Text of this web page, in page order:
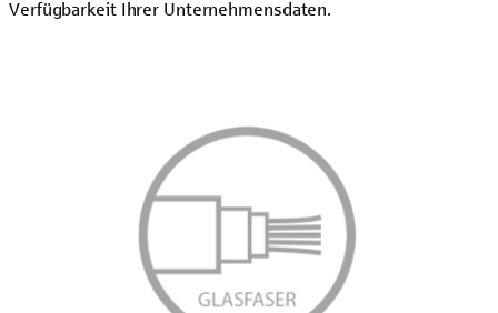
Verfügbarkeit Ihrer Unternehmensdaten.